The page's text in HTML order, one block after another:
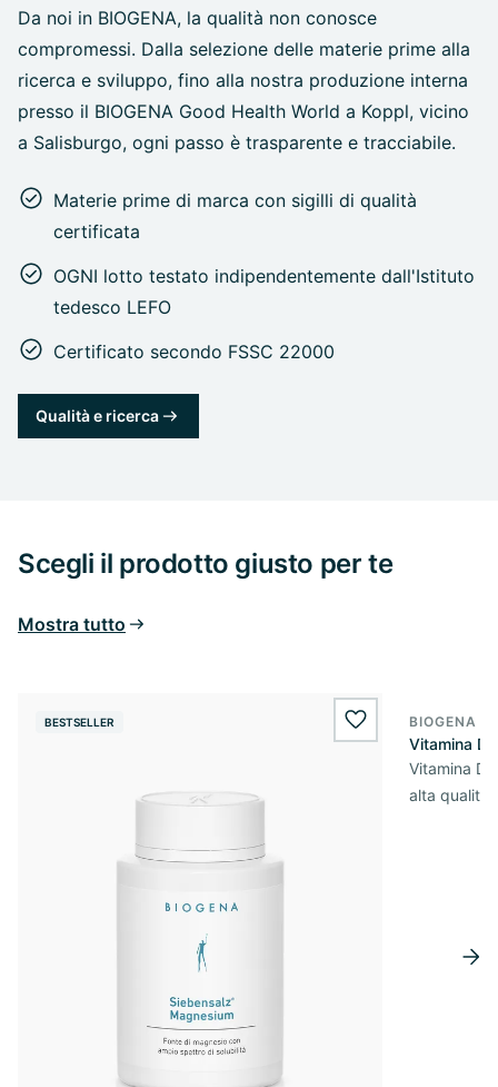
Da noi in BIOGENA, la qualità non conosce
compromessi. Dalla selezione delle materie prime alla
ricerca e sviluppo, fino alla nostra produzione interna
presso il BIOGENA Good Health World a Koppl, vicino
a Salisburgo, ogni passo è trasparente e tracciabile.
Materie prime di marca con sigilli di qualità
certificata
OGNI lotto testato indipendentemente dall'Istituto
tedesco LEFO
Certificato secondo FSSC 22000
Qualità e ricerca
Scegli il prodotto giusto per te
Mostra tutto
BESTSELLER wishlist.add
BIOGENA
Vitamina
Vitamina
alta qualità